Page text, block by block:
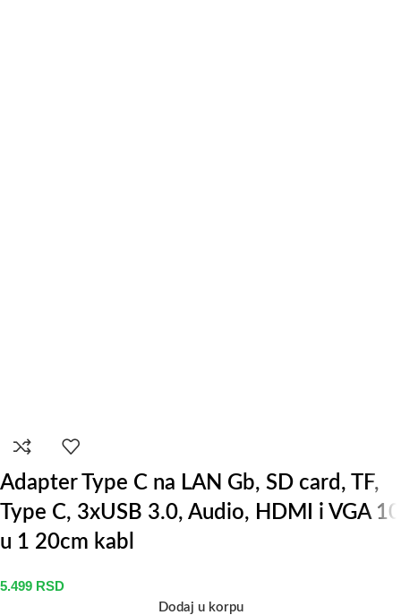
Adapter Type C na LAN Gb, SD card, TF,
Type C, 3xUSB 3.0, Audio, HDMI i VGA 10
u 1 20cm kabl
5.499 RSD
Dodaj u korpu